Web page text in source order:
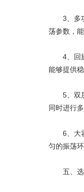
3、多功
荡参数，
4、回旋
能够提供
5、双层
同时进行
6、大容
匀的振荡
五、选